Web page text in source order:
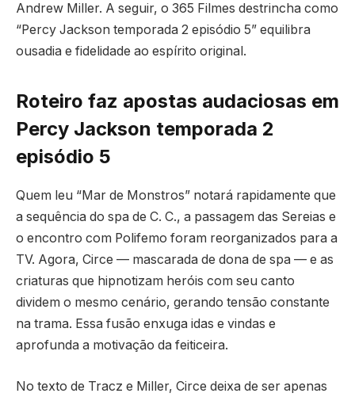
Andrew Miller. A seguir, o 365 Filmes destrincha como
“Percy Jackson temporada 2 episódio 5” equilibra
ousadia e fidelidade ao espírito original.
Roteiro faz apostas audaciosas em
Percy Jackson temporada 2
episódio 5
Quem leu “Mar de Monstros” notará rapidamente que
a sequência do spa de C. C., a passagem das Sereias e
o encontro com Polifemo foram reorganizados para a
TV. Agora, Circe — mascarada de dona de spa — e as
criaturas que hipnotizam heróis com seu canto
dividem o mesmo cenário, gerando tensão constante
na trama. Essa fusão enxuga idas e vindas e
aprofunda a motivação da feiticeira.
No texto de Tracz e Miller, Circe deixa de ser apenas